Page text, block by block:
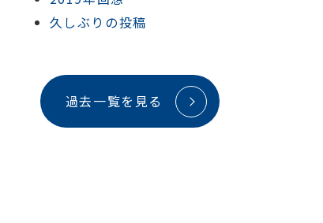
久しぶりの投稿
過去一覧を見る